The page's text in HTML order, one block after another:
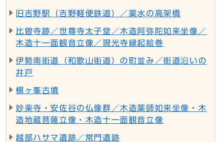
旧吉野駅（吉野軽便鉄道）／薬水の高架橋
比曽寺跡／世尊寺太子堂／木造阿弥陀如来坐像／
木造十一面観音立像／現光寺縁起絵巻
伊勢南街道（和歌山街道）の町並み／街道沿いの
井戸
槇ヶ峯古墳
妙楽寺・安佐谷の仏像群／木造薬師如来坐像・木
造地蔵菩薩立像・木造十一面観音立像
越部ハサマ遺跡／常門遺跡